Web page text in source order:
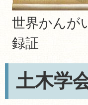
世界かんが
録証
土木学